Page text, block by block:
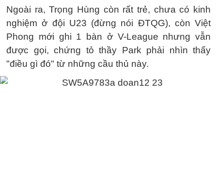
Ngoài ra, Trọng Hùng còn rất trẻ, chưa có kinh
nghiệm ở đội U23 (đừng nói ĐTQG), còn Việt
Phong mới ghi 1 bàn ở V-League nhưng vẫn
được gọi, chứng tỏ thầy Park phải nhìn thấy
"điều gì đó" từ những cầu thủ này.